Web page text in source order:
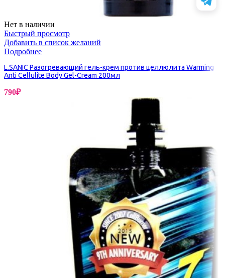
Нет в наличии
Быстрый просмотр
Добавить в список желаний
Подробнее
L.SANIC Разогревающий гель-крем против целлюлита Warming
Anti Cellulite Body Gel-Cream 200мл
790₽